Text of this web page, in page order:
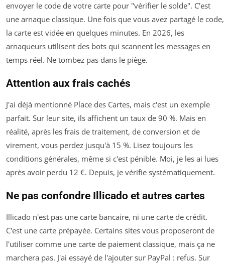
envoyer le code de votre carte pour "vérifier le solde". C'est
une arnaque classique. Une fois que vous avez partagé le code,
la carte est vidée en quelques minutes. En 2026, les
arnaqueurs utilisent des bots qui scannent les messages en
temps réel. Ne tombez pas dans le piège.
Attention aux frais cachés
J'ai déjà mentionné Place des Cartes, mais c'est un exemple
parfait. Sur leur site, ils affichent un taux de 90 %. Mais en
réalité, après les frais de traitement, de conversion et de
virement, vous perdez jusqu'à 15 %. Lisez toujours les
conditions générales, même si c'est pénible. Moi, je les ai lues
après avoir perdu 12 €. Depuis, je vérifie systématiquement.
Ne pas confondre Illicado et autres cartes
Illicado n'est pas une carte bancaire, ni une carte de crédit.
C'est une carte prépayée. Certains sites vous proposeront de
l'utiliser comme une carte de paiement classique, mais ça ne
marchera pas. J'ai essayé de l'ajouter sur PayPal : refus. Sur